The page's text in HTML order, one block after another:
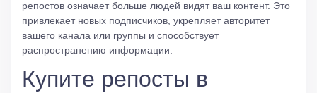
репостов означает больше людей видят ваш контент. Это
привлекает новых подписчиков, укрепляет авторитет
вашего канала или группы и способствует
распространению информации.
Купите репосты в